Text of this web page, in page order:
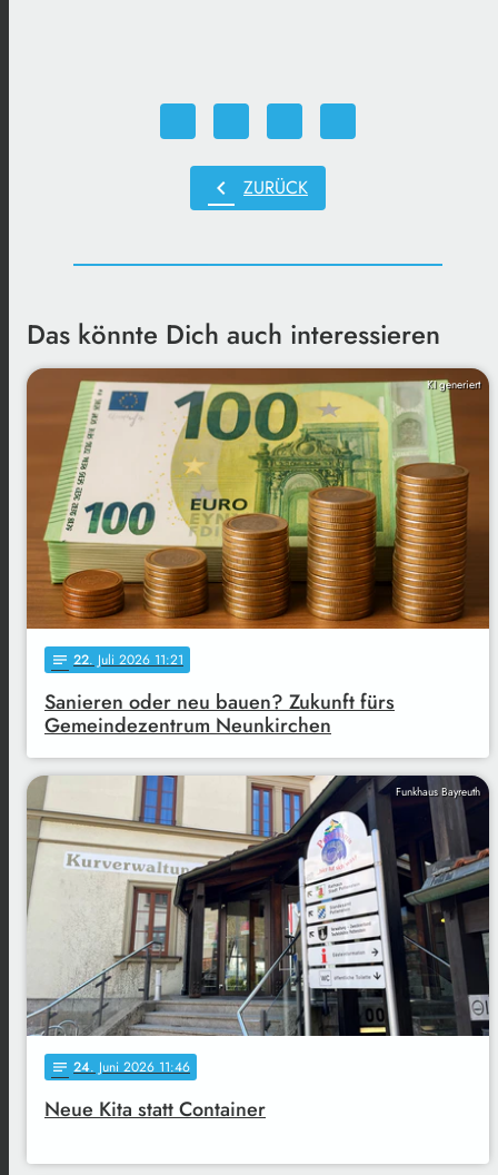
chevron_left ZURÜCK
Das könnte Dich auch interessieren
KI generiert
notes 22. Juli 2026 11:21
Sanieren oder neu bauen? Zukunft fürs
Gemeindezentrum Neunkirchen
Funkhaus Bayreuth
notes 24. Juni 2026 11:46
Neue Kita statt Container